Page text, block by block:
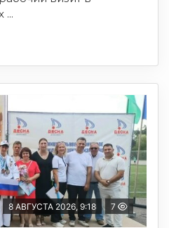
...
8 АВГУСТА 2026, 9:18 7